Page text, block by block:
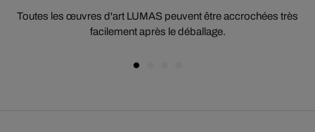
Toutes les œuvres d'art LUMAS peuvent être accrochées très
facilement après le déballage.